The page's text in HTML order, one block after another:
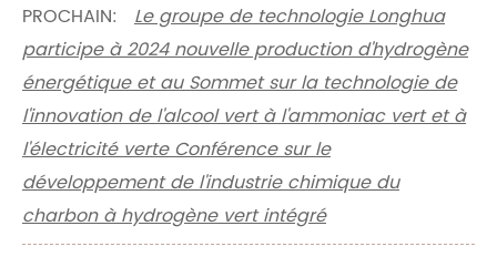
PROCHAIN: Le groupe de technologie Longhua
participe à 2024 nouvelle production d'hydrogène
énergétique et au Sommet sur la technologie de
l'innovation de l'alcool vert à l'ammoniac vert et à
l'électricité verte Conférence sur le
développement de l'industrie chimique du
charbon à hydrogène vert intégré